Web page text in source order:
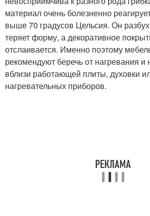
материал очень болезненно
выше 70 градусов Цельсия. Он
теряет форму, а декоративное
отслаивается. Именно поэтому
рекомендуют беречь от нагревания и
вблизи работающей плиты, духовки
нагревательных приборов.